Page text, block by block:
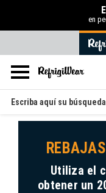
en
Buscar
en
Utiliza el
obtener un